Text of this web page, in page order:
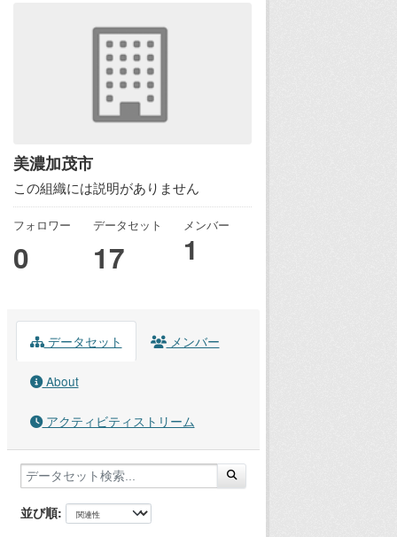
美濃加茂市
この組織には説明がありません
フォロワー
0
データセット
17
メンバー
1
データセット メンバー
About
アクティビティストリーム
並び順